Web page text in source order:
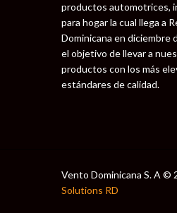
productos automotrices,
para hogar la cual llega a
Dominicana en diciembre
el objetivo de llevar a
productos con los más
estándares de calidad.
Vento Dominicana S. A ©
Solutions RD